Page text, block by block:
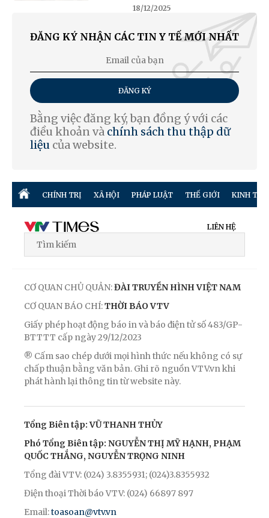
18/12/2025
ĐĂNG KÝ NHẬN CÁC TIN Y TẾ MỚI NHẤT
ĐĂNG KÝ
Bằng việc đăng ký, bạn đồng ý với các
điều khoản và chính sách thu thập dữ
liệu của website.
CHÍNH TRỊ XÃ HỘI PHÁP LUẬT THẾ GIỚI KINH TẾ
LIÊN HỆ
CƠ QUAN CHỦ QUẢN:ĐÀI TRUYỀN HÌNH VIỆT NAM
CƠ QUAN BÁO CHÍ:THỜI BÁO VTV
Giấy phép hoạt động báo in và báo điện tử số 483/GP-
BTTTT cấp ngày 29/12/2023
® Cấm sao chép dưới mọi hình thức nếu không có sự
chấp thuận bằng văn bản. Ghi rõ nguồn VTV.vn khi
phát hành lại thông tin từ website này.
Tổng Biên tập: VŨ THANH THỦY
Phó Tổng Biên tập: NGUYỄN THỊ MỸ HẠNH, PHẠM
QUỐC THẮNG, NGUYỄN TRỌNG NINH
Tổng đài VTV: (024) 3.8355931; (024)3.8355932
Điện thoại Thời báo VTV: (024) 66897 897
Email:toasoan@vtv.vn